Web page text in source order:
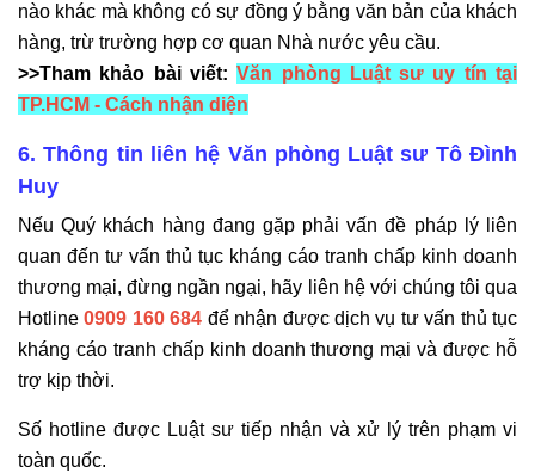
nào khác mà không có sự đồng ý bằng văn bản của khách
hàng, trừ trường hợp cơ quan Nhà nước yêu cầu.
>>Tham khảo bài viết:Văn phòng Luật sư uy tín tại
TP.HCM - Cách nhận diện
6. Thông tin liên hệ Văn phòng Luật sư Tô Đình
Huy
Nếu Quý khách hàng đang gặp phải vấn đề pháp lý liên
quan đến tư vấn thủ tục kháng cáo tranh chấp kinh doanh
thương mại, đừng ngần ngại, hãy liên hệ với chúng tôi qua
Hotline0909 160 684 để nhận được dịch vụ tư vấn thủ tục
kháng cáo tranh chấp kinh doanh thương mại và được hỗ
trợ kịp thời.
Số hotline được Luật sư tiếp nhận và xử lý trên phạm vi
toàn quốc.